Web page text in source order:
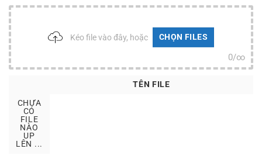
Kéo file vào đây, hoặc CHỌN FILES
0/∞
TÊN FILE
CHƯA
CÓ
FILE
NÀO
UP
LÊN ...